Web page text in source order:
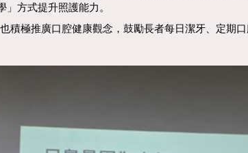
方式提升照護能力。
積極推廣口腔健康觀念，鼓勵長者每日潔牙、定期